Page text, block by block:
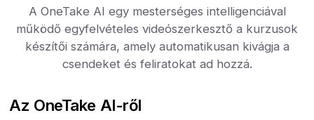
A OneTake AI egy mesterséges intelligenciával
működő egyfelvételes videószerkesztő a kurzusok
készítői számára, amely automatikusan kivágja a
csendeket és feliratokat ad hozzá.
Az OneTake AI-ről